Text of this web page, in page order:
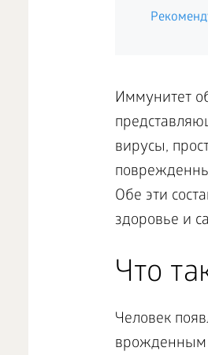
Иммунитет
вирусы,
Обе эти
здоровье и
Что
Человек
врожденным